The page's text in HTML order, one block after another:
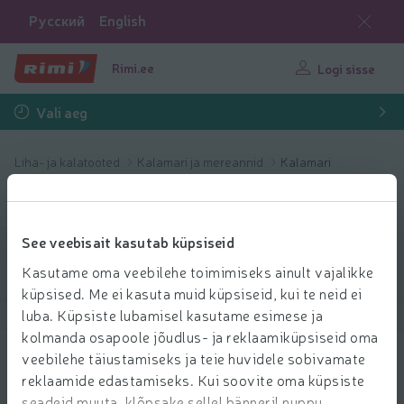
See veebisait kasutab küpsiseid
Kasutame oma veebilehe toimimiseks ainult vajalikke
küpsised. Me ei kasuta muid küpsiseid, kui te neid ei
luba. Küpsiste lubamisel kasutame esimese ja
kolmanda osapoole jõudlus- ja reklaamiküpsiseid oma
veebilehe täiustamiseks ja teie huvidele sobivamate
reklaamide edastamiseks. Kui soovite oma küpsiste
Русский English
Rimi.ee Logi sisse
Vali aeg
Liha- ja kalatooted Kalamari ja mereannid Kalamari
Kalamari
Filtreeri tooteid
Näita tooteid 40
Vikerforellimari BIO 80g
29